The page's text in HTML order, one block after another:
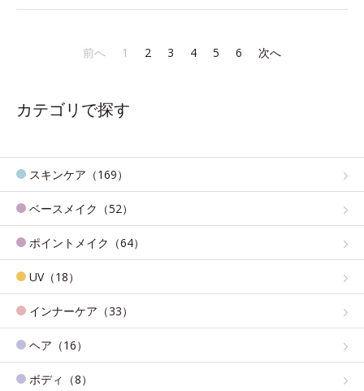
前へ 1 2 3 4 5 6 次へ
カテゴリで探す
スキンケア（169）
ベースメイク（52）
ポイントメイク（64）
UV（18）
インナーケア（33）
ヘア（16）
ボディ（8）